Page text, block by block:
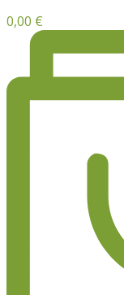
0,00 €